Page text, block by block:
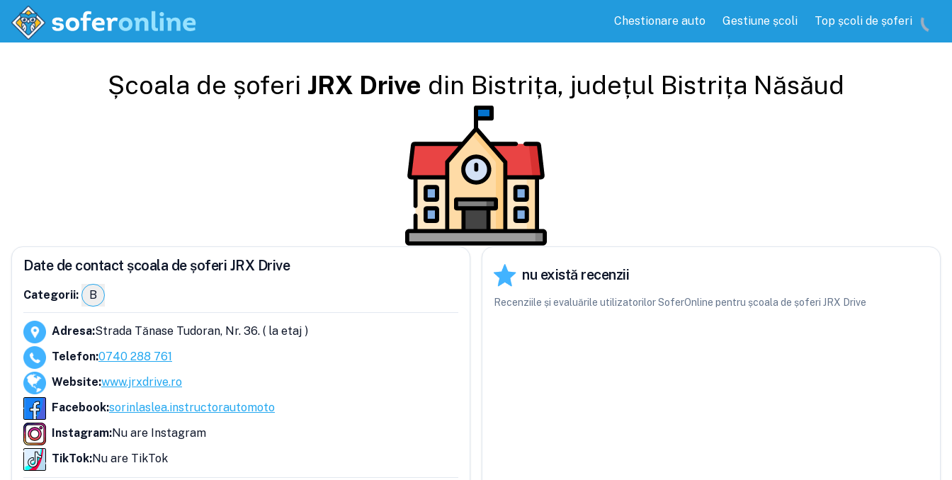
Chestionare auto Gestiune școli Top școli de șoferi
Școala de șoferi JRX Drive din Bistrița, județul Bistrița Năsăud
Date de contact școala de șoferi JRX Drive
Categorii: B
Adresa:Strada Tănase Tudoran, Nr. 36. ( la etaj )
Telefon:0740 288 761
Website:www.jrxdrive.ro
Facebook:sorinlaslea.instructorautomoto
Instagram:Nu are Instagram
TikTok:Nu are TikTok
nu există recenzii
Recenziile și evaluările utilizatorilor SoferOnline pentru școala de șoferi JRX Drive